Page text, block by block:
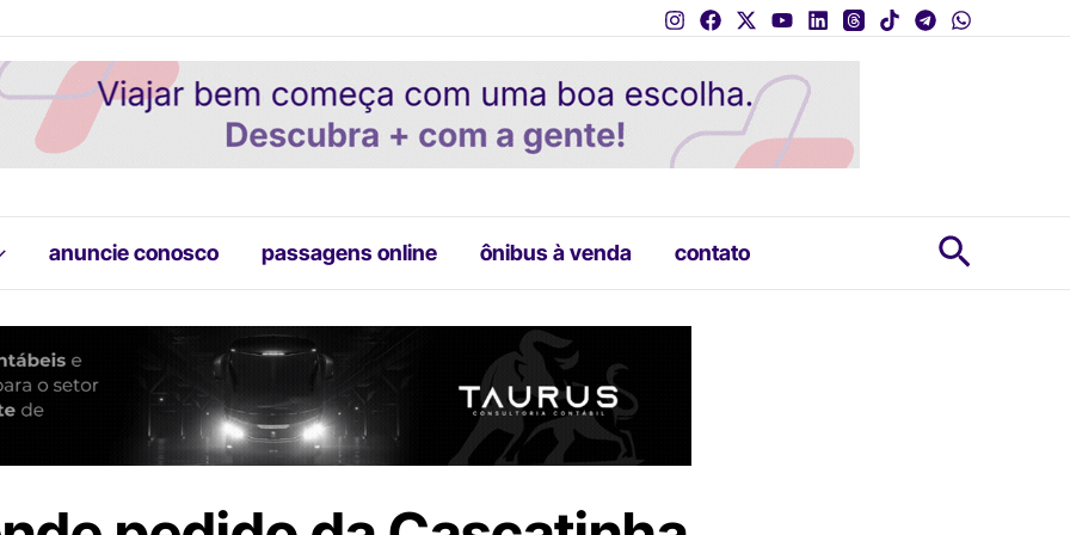
anuncie conosco passagens online ônibus à venda contato